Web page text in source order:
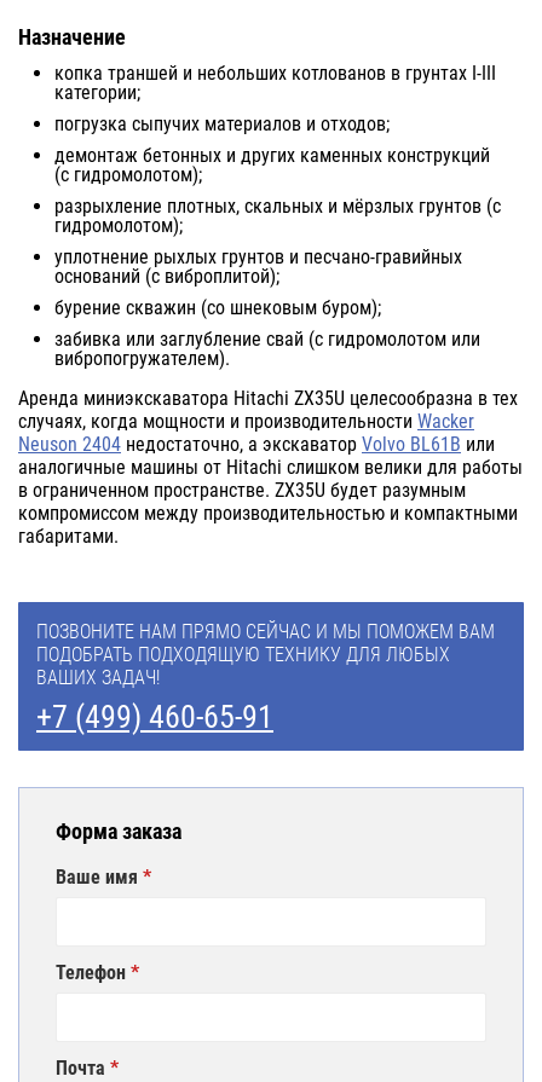
Назначение
копка траншей и небольших котлованов в грунтах I-III
категории;
погрузка сыпучих материалов и отходов;
демонтаж бетонных и других каменных конструкций
(с гидромолотом);
разрыхление плотных, скальных и мёрзлых грунтов (с
гидромолотом);
уплотнение рыхлых грунтов и песчано-гравийных
оснований (с виброплитой);
бурение скважин (со шнековым буром);
забивка или заглубление свай (с гидромолотом или
вибропогружателем).
Аренда миниэкскаватора Hitachi ZX35U целесообразна в тех
случаях, когда мощности и производительности Wacker
Neuson 2404 недостаточно, а экскаватор Volvo BL61B или
аналогичные машины от Hitachi слишком велики для работы
в ограниченном пространстве. ZX35U будет разумным
компромиссом между производительностью и компактными
габаритами.
ПОЗВОНИТЕ НАМ ПРЯМО СЕЙЧАС И МЫ ПОМОЖЕМ ВАМ
ПОДОБРАТЬ ПОДХОДЯЩУЮ ТЕХНИКУ ДЛЯ ЛЮБЫХ
ВАШИХ ЗАДАЧ!
+7 (499) 460-65-91
Форма заказа
Ваше имя
Телефон
Почта